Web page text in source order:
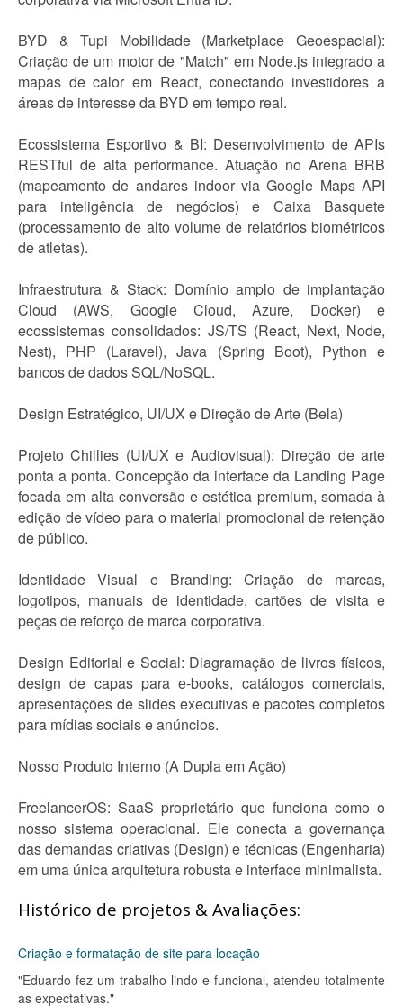
BYD & Tupi Mobilidade (Marketplace Geoespacial):
Criação de um motor de "Match" em Node.js integrado a
mapas de calor em React, conectando investidores a
áreas de interesse da BYD em tempo real.
Ecossistema Esportivo & BI: Desenvolvimento de APIs
RESTful de alta performance. Atuação no Arena BRB
(mapeamento de andares indoor via Google Maps API
para inteligência de negócios) e Caixa Basquete
(processamento de alto volume de relatórios biométricos
de atletas).
Infraestrutura & Stack: Domínio amplo de implantação
Cloud (AWS, Google Cloud, Azure, Docker) e
ecossistemas consolidados: JS/TS (React, Next, Node,
Nest), PHP (Laravel), Java (Spring Boot), Python e
bancos de dados SQL/NoSQL.
Design Estratégico, UI/UX e Direção de Arte (Bela)
Projeto Chillies (UI/UX e Audiovisual): Direção de arte
ponta a ponta. Concepção da interface da Landing Page
focada em alta conversão e estética premium, somada à
edição de vídeo para o material promocional de retenção
de público.
Identidade Visual e Branding: Criação de marcas,
logotipos, manuais de identidade, cartões de visita e
peças de reforço de marca corporativa.
Design Editorial e Social: Diagramação de livros físicos,
design de capas para e-books, catálogos comerciais,
apresentações de slides executivas e pacotes completos
para mídias sociais e anúncios.
Nosso Produto Interno (A Dupla em Ação)
FreelancerOS: SaaS proprietário que funciona como o
nosso sistema operacional. Ele conecta a governança
das demandas criativas (Design) e técnicas (Engenharia)
em uma única arquitetura robusta e interface minimalista.
Histórico de projetos & Avaliações:
Criação e formatação de site para locação
"Eduardo fez um trabalho lindo e funcional, atendeu totalmente
as expectativas."